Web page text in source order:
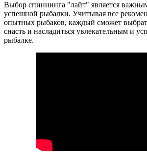
Выбор спиннинга "лайт" является
успешной рыбалки. Учитывая все
опытных рыбаков, каждый сможет
снасть и насладиться увлекательным и
рыбалке.